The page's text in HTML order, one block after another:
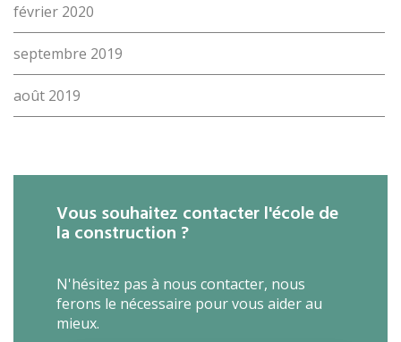
février 2020
septembre 2019
août 2019
Vous souhaitez contacter l'école de
la construction ?
N'hésitez pas à nous contacter, nous
ferons le nécessaire pour vous aider au
mieux.